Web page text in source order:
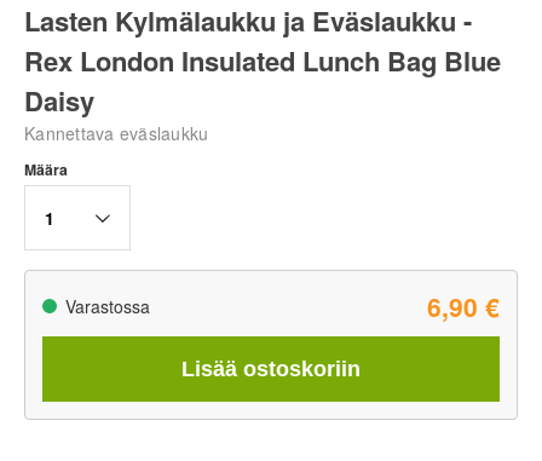
Lasten Kylmälaukku ja Eväslaukku -
Rex London Insulated Lunch Bag Blue
Daisy
Kannettava eväslaukku
Määra
1
Varastossa 6,90 €
Lisää ostoskoriin